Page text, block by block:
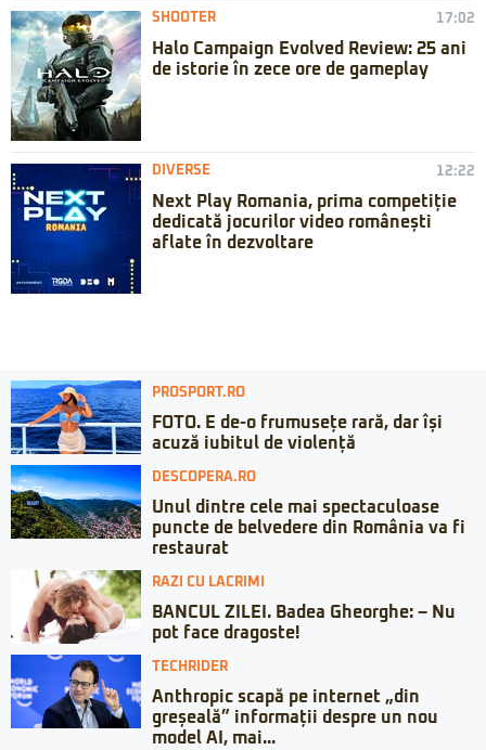
SHOOTER 17:02
Halo Campaign Evolved Review: 25 ani
de istorie în zece ore de gameplay
DIVERSE 12:22
Next Play Romania, prima competiție
dedicată jocurilor video românești
aflate în dezvoltare
PROSPORT.RO
FOTO. E de-o frumusețe rară, dar își
acuză iubitul de violență
DESCOPERA.RO
Unul dintre cele mai spectaculoase
puncte de belvedere din România va fi
restaurat
RAZI CU LACRIMI
BANCUL ZILEI. Badea Gheorghe: – Nu
pot face dragoste!
TECHRIDER
Anthropic scapă pe internet „din
greșeală” informații despre un nou
model AI, mai...